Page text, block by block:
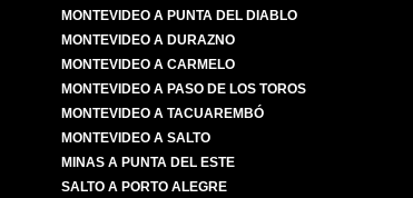
MONTEVIDEO A PUNTA DEL DIABLO
MONTEVIDEO A DURAZNO
MONTEVIDEO A CARMELO
MONTEVIDEO A PASO DE LOS TOROS
MONTEVIDEO A TACUAREMBÓ
MONTEVIDEO A SALTO
MINAS A PUNTA DEL ESTE
SALTO A PORTO ALEGRE